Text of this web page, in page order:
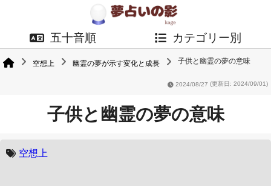
五十音順 カテゴリー別
空想上 幽霊の夢が示す変化と成長 子供と幽霊の夢の意味
2024/08/27 (更新日: 2024/09/01)
子供と幽霊の夢の意味
空想上